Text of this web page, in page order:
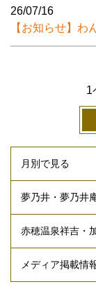
26/07/16
【お知らせ】わ
1